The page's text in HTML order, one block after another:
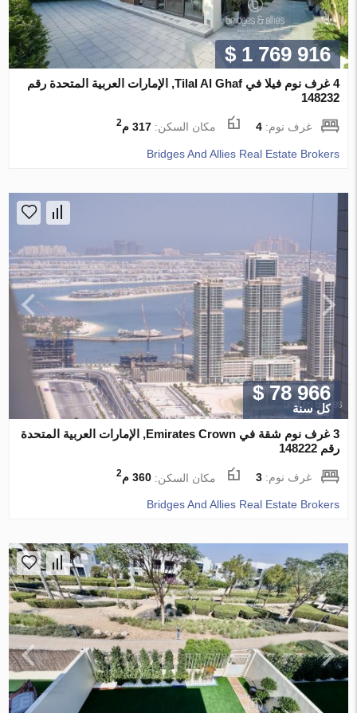
$ 1 769 916
4 غرف نوم فيلا في Tilal Al Ghaf, الإمارات العربية المتحدة رقم
148232
غرف نوم:4 مكان السكن:317 م 2
Bridges And Allies Real Estate Brokers
$ 78 966
كل سنة
3 غرف نوم شقة في Emirates Crown, الإمارات العربية المتحدة
رقم 148222
غرف نوم:3 مكان السكن:360 م 2
Bridges And Allies Real Estate Brokers